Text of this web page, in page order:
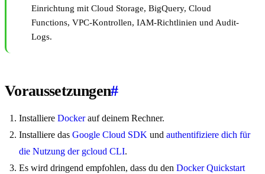
Einrichtung mit Cloud Storage, BigQuery, Cloud
Functions, VPC-Kontrollen, IAM-Richtlinien und Audit-
Logs.
Voraussetzungen#
Installiere Dockerauf deinem Rechner.
Installiere das Google Cloud SDK und authentifiziere dich für
die Nutzung der gcloud CLI.
Es wird dringend empfohlen, dass du den Docker Quickstart